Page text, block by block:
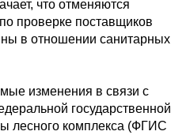
что отменяются
проверке поставщиков
в отношении санитарных
изменения в связи с
государственной
лесного комплекса (ФГИС